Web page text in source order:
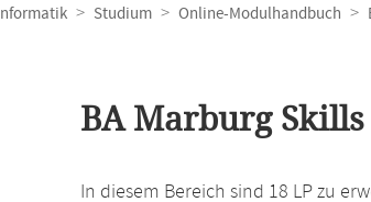
Studium Online-Modulhandbuch
BA Marburg
In diesem Bereich sind 18 LP zu